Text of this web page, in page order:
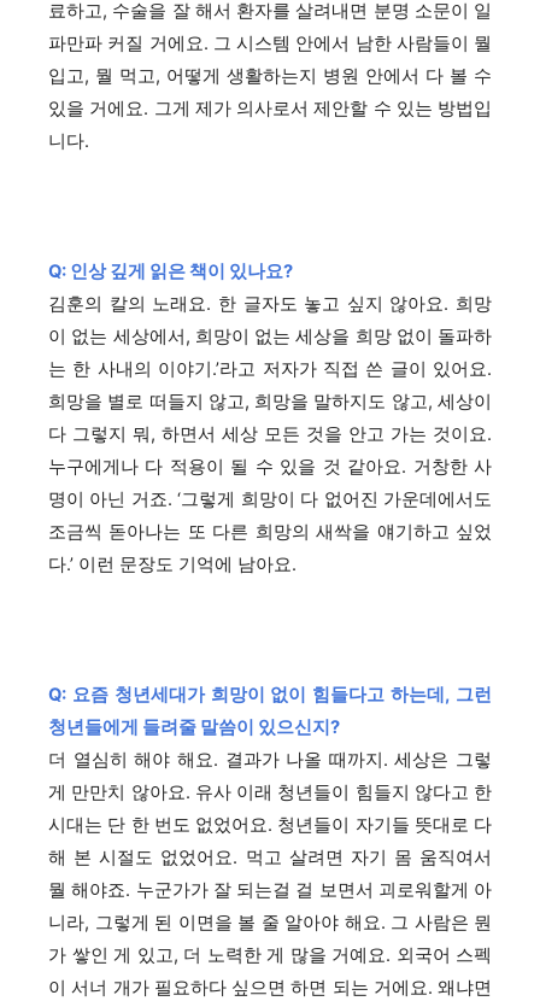
료하고, 수술을 잘 해서 환자를 살려내면 분명 소문이 일
파만파 커질 거에요. 그 시스템 안에서 남한 사람들이 뭘
입고, 뭘 먹고, 어떻게 생활하는지 병원 안에서 다 볼 수
있을 거에요. 그게 제가 의사로서 제안할 수 있는 방법입
니다.
Q: 인상 깊게 읽은 책이 있나요?
김훈의 칼의 노래요. 한 글자도 놓고 싶지 않아요. 희망
이 없는 세상에서, 희망이 없는 세상을 희망 없이 돌파하
는 한 사내의 이야기.’라고 저자가 직접 쓴 글이 있어요.
희망을 별로 떠들지 않고, 희망을 말하지도 않고, 세상이
다 그렇지 뭐, 하면서 세상 모든 것을 안고 가는 것이요.
누구에게나 다 적용이 될 수 있을 것 같아요. 거창한 사
명이 아닌 거죠. ‘그렇게 희망이 다 없어진 가운데에서도
조금씩 돋아나는 또 다른 희망의 새싹을 얘기하고 싶었
다.’ 이런 문장도 기억에 남아요.
Q: 요즘 청년세대가 희망이 없이 힘들다고 하는데, 그런
청년들에게 들려줄 말씀이 있으신지?
더 열심히 해야 해요. 결과가 나올 때까지. 세상은 그렇
게 만만치 않아요. 유사 이래 청년들이 힘들지 않다고 한
시대는 단 한 번도 없었어요. 청년들이 자기들 뜻대로 다
해 본 시절도 없었어요. 먹고 살려면 자기 몸 움직여서
뭘 해야죠. 누군가가 잘 되는걸 걸 보면서 괴로워할게 아
니라, 그렇게 된 이면을 볼 줄 알아야 해요. 그 사람은 뭔
가 쌓인 게 있고, 더 노력한 게 많을 거예요. 외국어 스펙
이 서너 개가 필요하다 싶으면 하면 되는 거에요. 왜냐면